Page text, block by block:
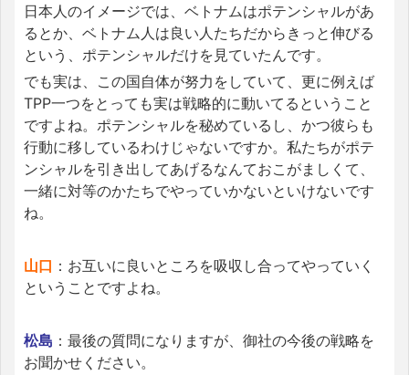
日本人のイメージでは、ベトナムはポテンシャルがあ
るとか、ベトナム人は良い人たちだからきっと伸びる
という、ポテンシャルだけを見ていたんです。
でも実は、この国自体が努力をしていて、更に例えば
TPP一つをとっても実は戦略的に動いてるということ
ですよね。ポテンシャルを秘めているし、かつ彼らも
行動に移しているわけじゃないですか。私たちがポテ
ンシャルを引き出してあげるなんておこがましくて、
一緒に対等のかたちでやっていかないといけないです
ね。
山口 ：お互いに良いところを吸収し合ってやっていく
ということですよね。
松島 ：最後の質問になりますが、御社の今後の戦略を
お聞かせください。